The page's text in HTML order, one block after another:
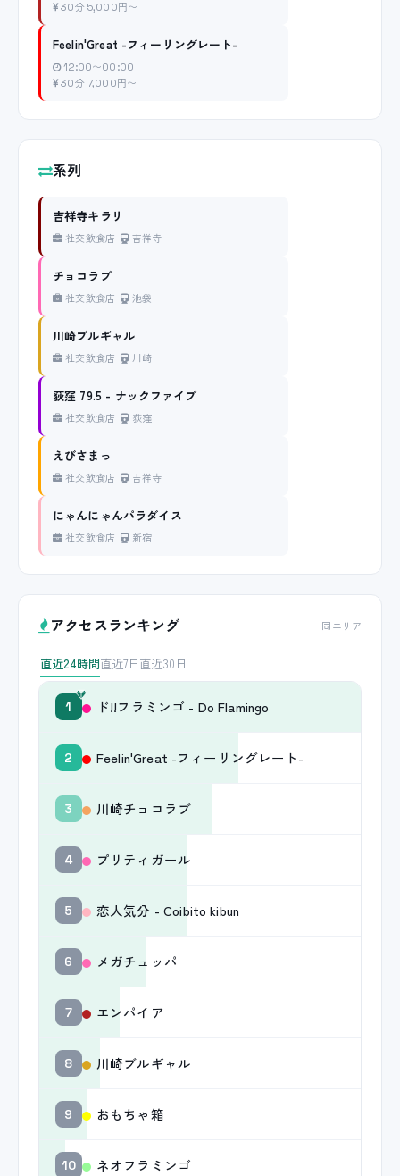
30分 5,000円〜
Feelin'Great -フィーリングレート-
12:00〜00:00
30分 7,000円〜
系列
吉祥寺キラリ
社交飲食店 吉祥寺
チョコラブ
社交飲食店 池袋
川崎ブルギャル
社交飲食店 川崎
荻窪 79.5 - ナックファイブ
社交飲食店 荻窪
えびさまっ
社交飲食店 吉祥寺
にゃんにゃんパラダイス
社交飲食店 新宿
アクセスランキング 同エリア
直近24時間直近7日直近30日
1 ド!!フラミンゴ - Do Flamingo
2 Feelin'Great -フィーリングレート-
3 川崎チョコラブ
4 プリティガール
5 恋人気分 - Coibito kibun
6 メガチュッパ
7 エンパイア
8 川崎ブルギャル
9 おもちゃ箱
10 ネオフラミンゴ